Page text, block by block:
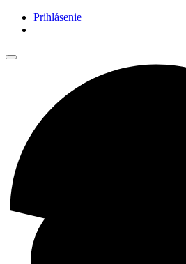
Prihlásenie